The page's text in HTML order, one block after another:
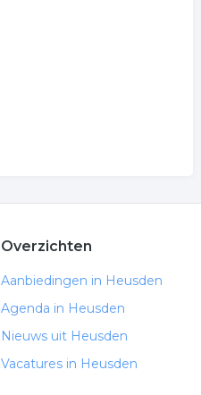
Overzichten
Aanbiedingen in Heusden
Agenda in Heusden
Nieuws uit Heusden
Vacatures in Heusden